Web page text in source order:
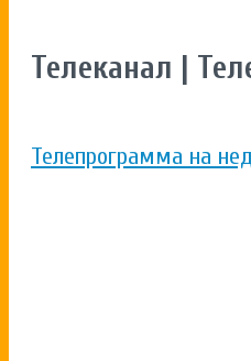
Телеканал |
Телепрограмма на